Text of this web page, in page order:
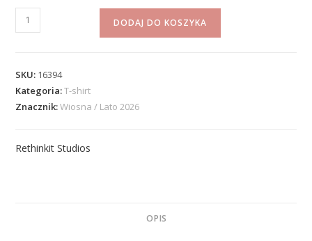
DODAJ DO KOSZYKA
SKU: 16394
Kategoria:T-shirt
Znacznik:Wiosna / Lato 2026
Rethinkit Studios
OPIS